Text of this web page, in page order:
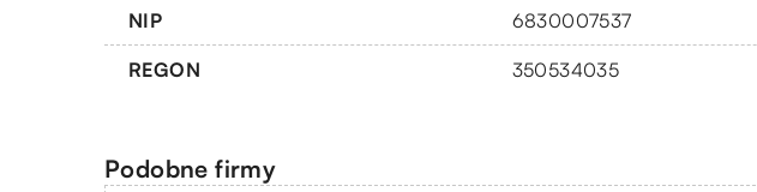
NIP 6830007537
REGON 350534035
Podobne firmy